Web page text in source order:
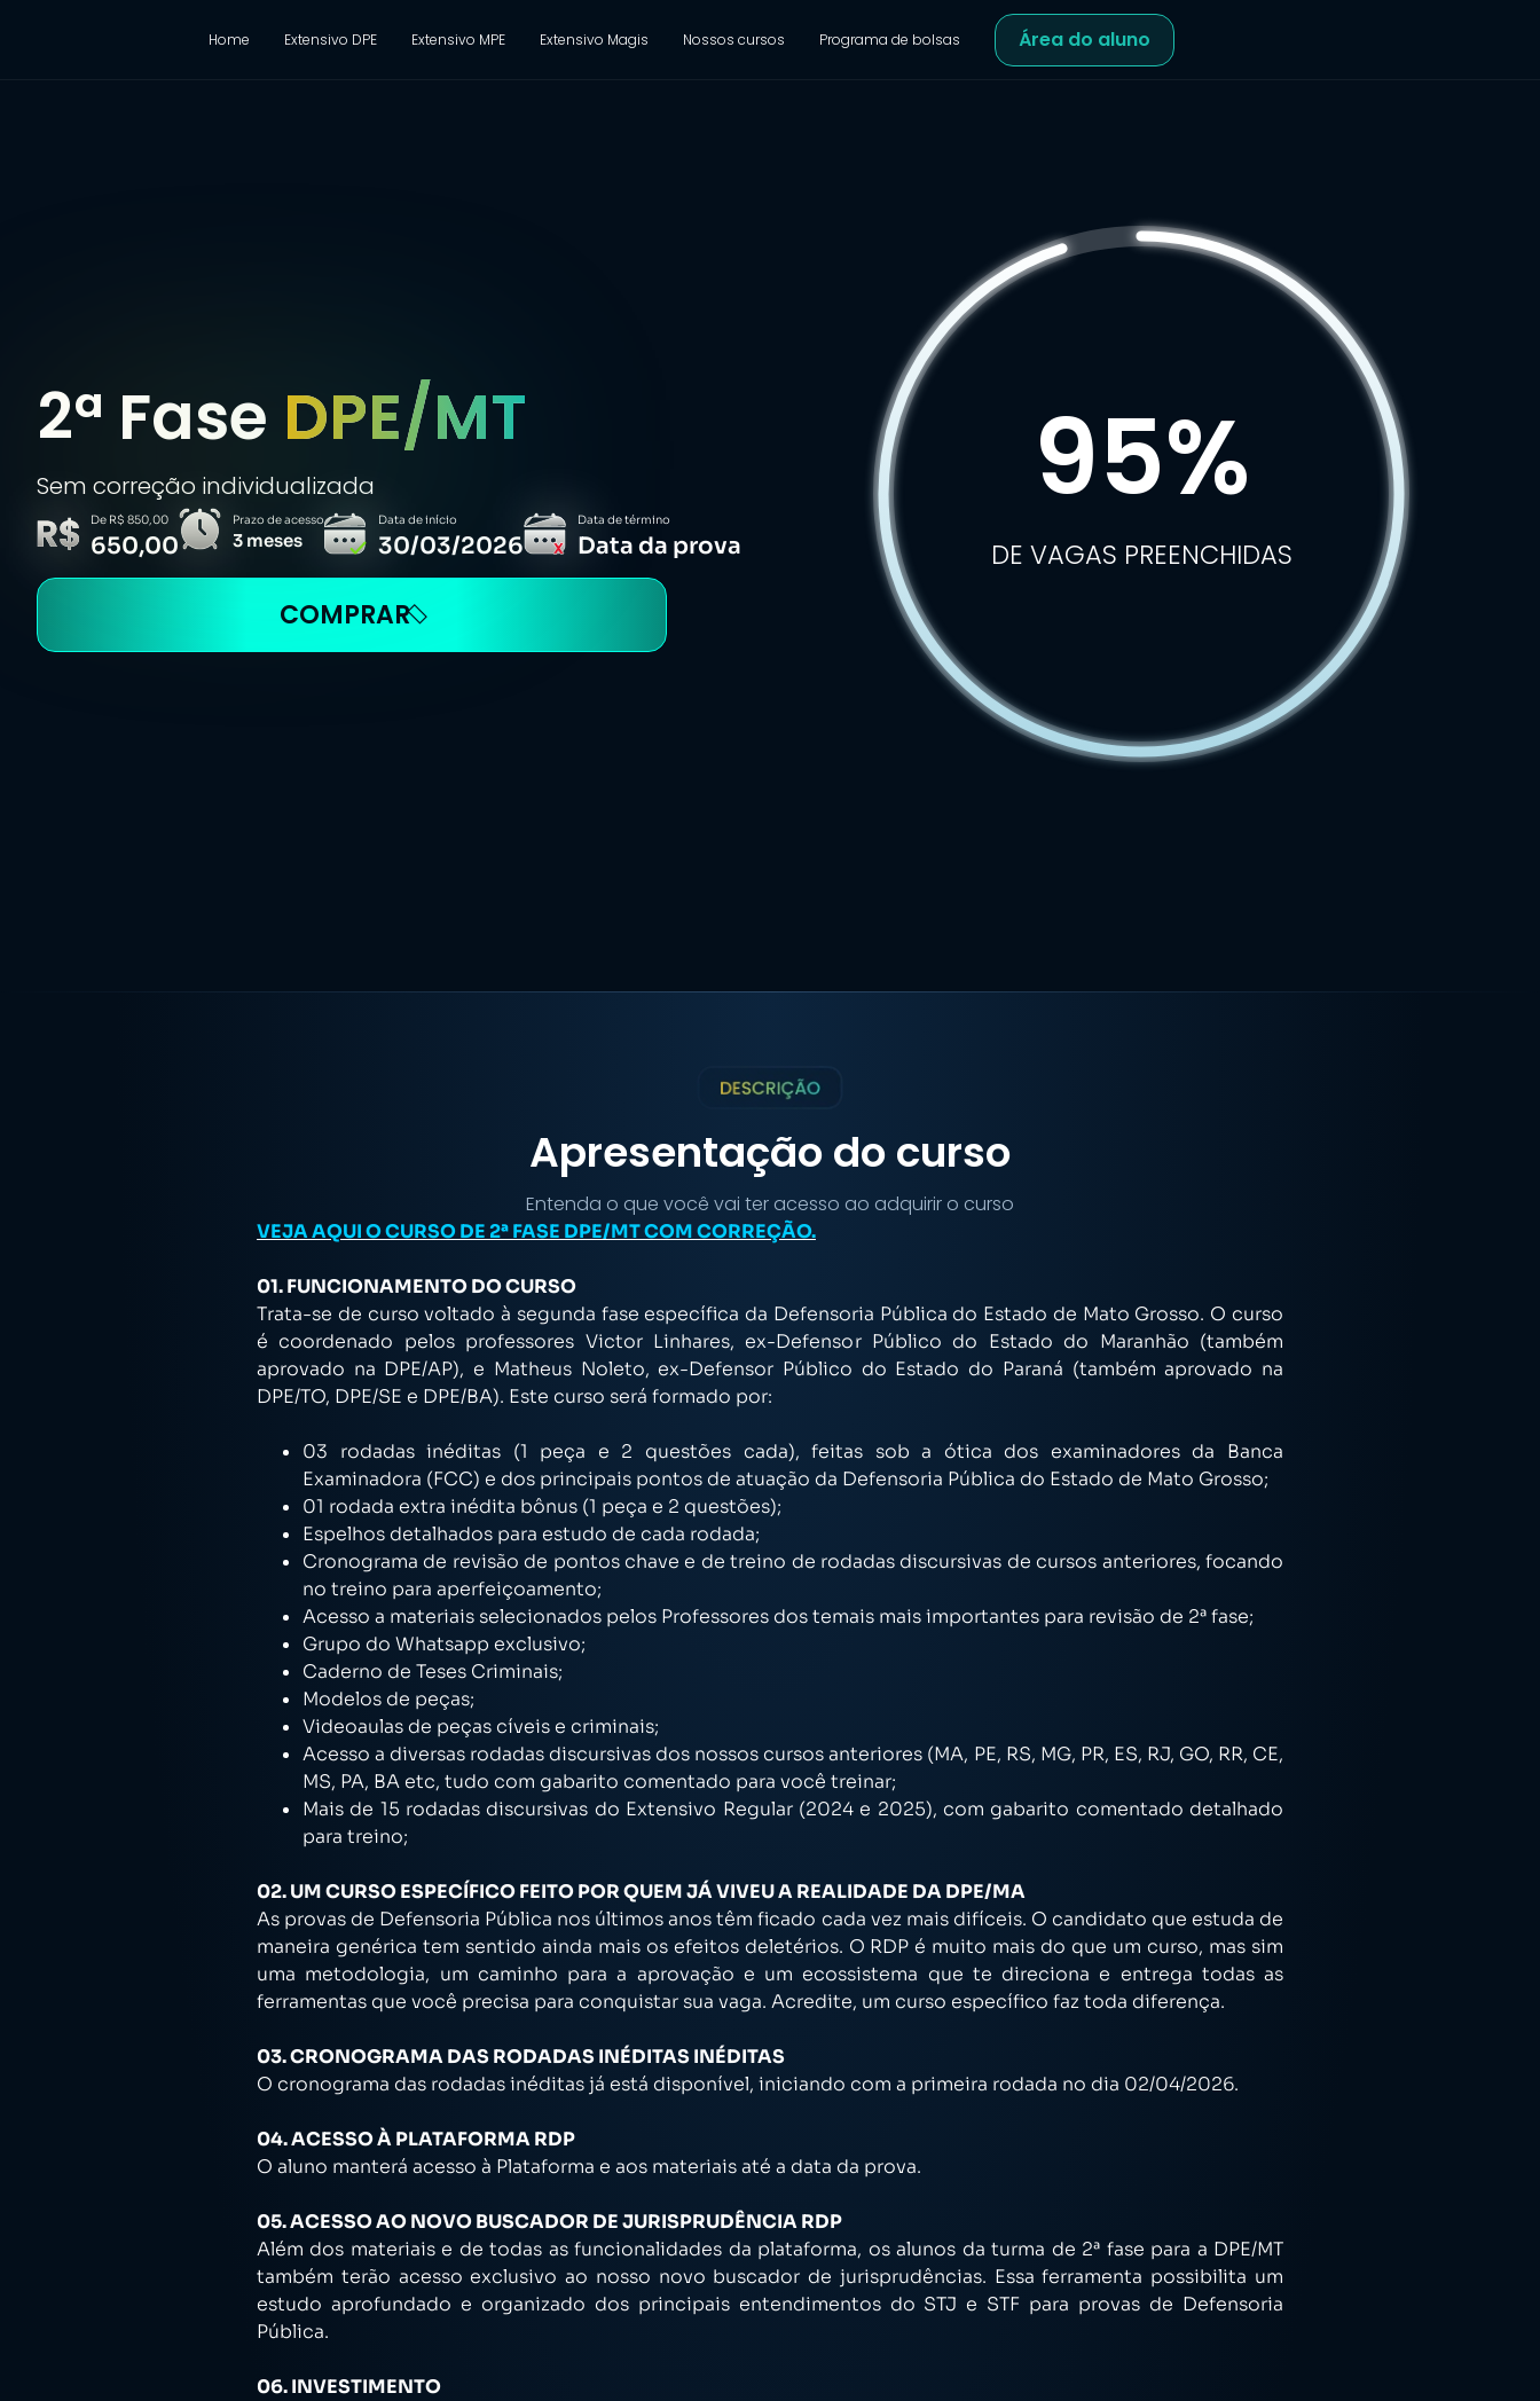
Home Extensivo DPE Extensivo MPE Extensivo Magis Nossos cursos Programa de bolsas Área do aluno
95%
DE VAGAS PREENCHIDAS
2ª Fase DPE/MT
Sem correção individualizada
De R$ 850,00
650,00
Prazo de acesso
3 meses
Data de início
30/03/2026
Data de término
Data da prova
COMPRAR
Apresentação do curso
Entenda o que você vai ter acesso ao adquirir o curso
VEJA AQUI O CURSO DE 2ª FASE DPE/MT COM CORREÇÃO.
01. FUNCIONAMENTO DO CURSO
Trata-se de curso voltado à segunda fase específica da Defensoria Pública do Estado de Mato Grosso. O curso
é coordenado pelos professores Victor Linhares, ex-Defensor Público do Estado do Maranhão (também
aprovado na DPE/AP), e Matheus Noleto, ex-Defensor Público do Estado do Paraná (também aprovado na
DPE/TO, DPE/SE e DPE/BA). Este curso será formado por:
03 rodadas inéditas (1 peça e 2 questões cada), feitas sob a ótica dos examinadores da Banca
Examinadora (FCC) e dos principais pontos de atuação da Defensoria Pública do Estado de Mato Grosso;
01 rodada extra inédita bônus (1 peça e 2 questões);
Espelhos detalhados para estudo de cada rodada;
Cronograma de revisão de pontos chave e de treino de rodadas discursivas de cursos anteriores, focando
no treino para aperfeiçoamento;
Acesso a materiais selecionados pelos Professores dos temais mais importantes para revisão de 2ª fase;
Grupo do Whatsapp exclusivo;
Caderno de Teses Criminais;
Modelos de peças;
Videoaulas de peças cíveis e criminais;
Acesso a diversas rodadas discursivas dos nossos cursos anteriores (MA, PE, RS, MG, PR, ES, RJ, GO, RR, CE,
MS, PA, BA etc, tudo com gabarito comentado para você treinar;
Mais de 15 rodadas discursivas do Extensivo Regular (2024 e 2025), com gabarito comentado detalhado
para treino;
02. UM CURSO ESPECÍFICO FEITO POR QUEM JÁ VIVEU A REALIDADE DA DPE/MA
As provas de Defensoria Pública nos últimos anos têm ficado cada vez mais difíceis. O candidato que estuda de
maneira genérica tem sentido ainda mais os efeitos deletérios. O RDP é muito mais do que um curso, mas sim
uma metodologia, um caminho para a aprovação e um ecossistema que te direciona e entrega todas as
ferramentas que você precisa para conquistar sua vaga. Acredite, um curso específico faz toda diferença.
03. CRONOGRAMA DAS RODADAS INÉDITAS INÉDITAS
O cronograma das rodadas inéditas já está disponível, iniciando com a primeira rodada no dia 02/04/2026.
04. ACESSO À PLATAFORMA RDP
O aluno manterá acesso à Plataforma e aos materiais até a data da prova.
05. ACESSO AO NOVO BUSCADOR DE JURISPRUDÊNCIA RDP
Além dos materiais e de todas as funcionalidades da plataforma, os alunos da turma de 2ª fase para a DPE/MT
também terão acesso exclusivo ao nosso novo buscador de jurisprudências. Essa ferramenta possibilita um
estudo aprofundado e organizado dos principais entendimentos do STJ e STF para provas de Defensoria
Pública.
06. INVESTIMENTO